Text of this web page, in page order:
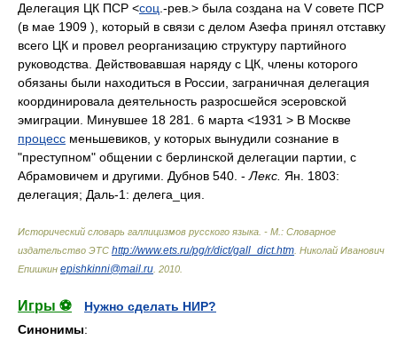
Делегация ЦК ПСР <соц .-рев.> была создана на V совете ПСР
(в мае 1909 ), который в связи с делом Азефа принял отставку
всего ЦК и провел реорганизацию структуру партийного
руководства. Действовавшая наряду с ЦК, члены которого
обязаны были находиться в России, заграничная делегация
координировала деятельность разросшейся эсеровской
эмиграции. Минувшее 18 281. 6 марта <1931 > В Москве
процесс меньшевиков, у которых вынудили сознание в
"преступном" общении с берлинской делегации партии, с
Абрамовичем и другими. Дубнов 540. - Лекс. Ян. 1803:
делегация; Даль-1: делега_ция.
Исторический словарь галлицизмов русского языка. - М.: Словарное
издательство ЭТС http://www.ets.ru/pg/r/dict/gall_dict.htm Николай Иванович
Епишкин epishkinni@mail.ru 2010
Игры ⚽
Нужно сделать НИР?
Синонимы: